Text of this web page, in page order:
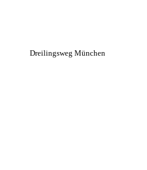
Dreilingsweg München